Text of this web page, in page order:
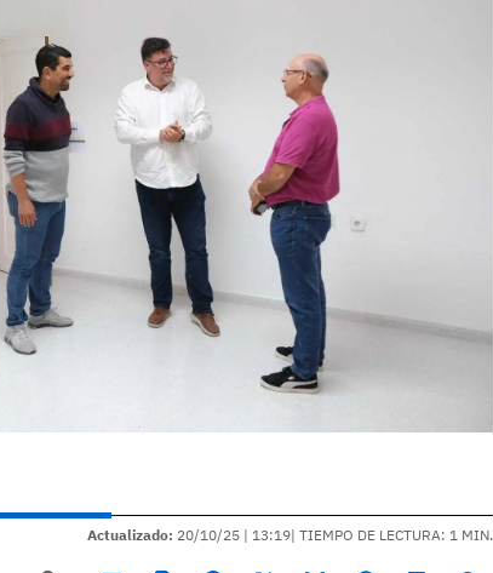
Actualizado: 20/10/25 | 13:19| TIEMPO DE LECTURA: 1 MIN.